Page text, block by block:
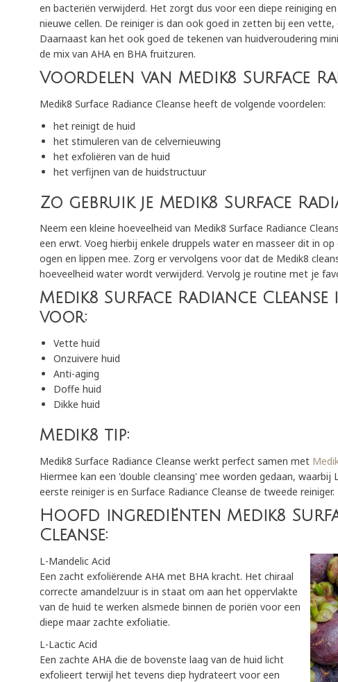
en bacteriën verwijderd. Het zorgt dus voor een diepe reiniging
nieuwe cellen. De reiniger is dan ook goed in zetten bij een
Daarnaast kan het ook goed de tekenen van huidveroudering
de mix van AHA en BHA fruitzuren.
Voordelen van Medik8 Surface
Medik8 Surface Radiance Cleanse heeft de volgende voordelen:
het reinigt de huid
het stimuleren van de celvernieuwing
het exfoliëren van de huid
het verfijnen van de huidstructuur
Zo gebruik je Medik8 Surface
Neem een kleine hoeveelheid van Medik8 Surface Radiance
een erwt. Voeg hierbij enkele druppels water en masseer dit in
ogen en lippen mee. Zorg er vervolgens voor dat de Medik8
hoeveelheid water wordt verwijderd. Vervolg je routine met je
Medik8 Surface Radiance Cleanse
voor:
Vette huid
Onzuivere huid
Anti-aging
Doffe huid
Dikke huid
Medik8 tip:
Medik8 Surface Radiance Cleanse werkt perfect samen met
Hiermee kan een 'double cleansing' mee worden gedaan, waarbij
eerste reiniger is en Surface Radiance Cleanse de tweede reiniger.
Hoofd ingrediënten Medik8
Cleanse:
L-Mandelic Acid
Een zacht exfoliërende AHA met BHA kracht. Het chiraal
correcte amandelzuur is in staat om aan het oppervlakte
van de huid te werken alsmede binnen de poriën voor een
diepe maar zachte exfoliatie.
L-Lactic Acid
Een zachte AHA die de bovenste laag van de huid licht
exfolieert terwijl het tevens diep hydrateert voor een